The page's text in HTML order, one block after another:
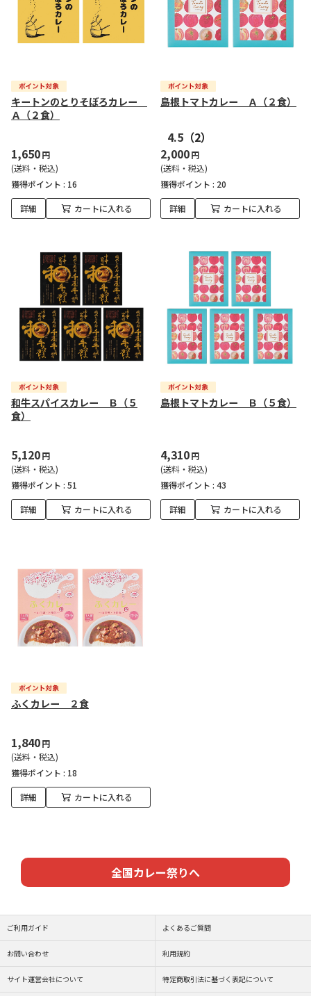
キートンのとりそぼろカレー
Ａ（２食）
1,650円
(送料・税込)
獲得ポイント : 16
詳細 カートに入れる
島根トマトカレー Ａ（２食）
4.5 （2）
2,000円
(送料・税込)
獲得ポイント : 20
詳細 カートに入れる
和牛スパイスカレー Ｂ（５
食）
5,120円
(送料・税込)
獲得ポイント : 51
詳細 カートに入れる
島根トマトカレー Ｂ（５食）
4,310円
(送料・税込)
獲得ポイント : 43
詳細 カートに入れる
ふくカレー ２食
1,840円
(送料・税込)
獲得ポイント : 18
詳細 カートに入れる
全国カレー祭りへ
ご利用ガイド よくあるご質問
お問い合わせ 利用規約
サイト運営会社について 特定商取引法に基づく表記について